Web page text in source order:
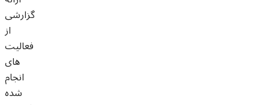
گزارشی
از
فعالیت
های
انجام
شده